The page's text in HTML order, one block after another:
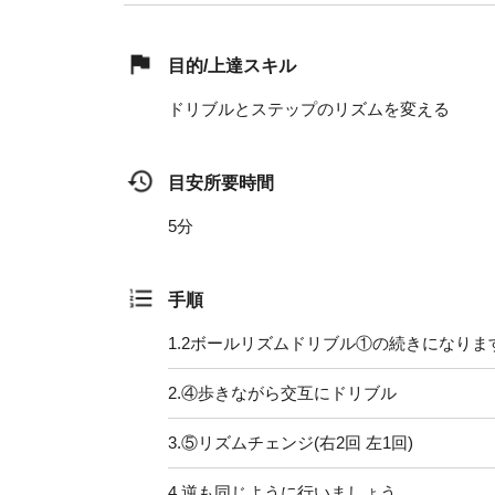
目的/上達スキル
ドリブルとステップのリズムを変える
目安所要時間
5分
手順
1.2ボールリズムドリブル①の続きになりま
2.④歩きながら交互にドリブル
3.⑤リズムチェンジ(右2回 左1回)